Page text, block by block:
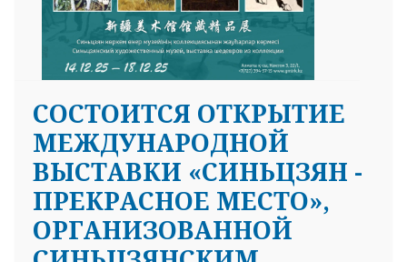
СОСТОИТСЯ ОТКРЫТИЕ
МЕЖДУНАРОДНОЙ
ВЫСТАВКИ «СИНЬЦЗЯН -
ПРЕКРАСНОЕ МЕСТО»,
ОРГАНИЗОВАННОЙ